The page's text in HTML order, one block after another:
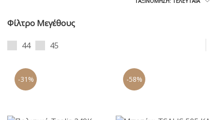
Φίλτρο Μεγέθους
44 45
-31% -58%